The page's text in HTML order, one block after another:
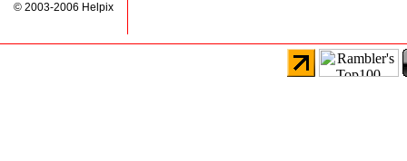
© 2003-2006 Helpix